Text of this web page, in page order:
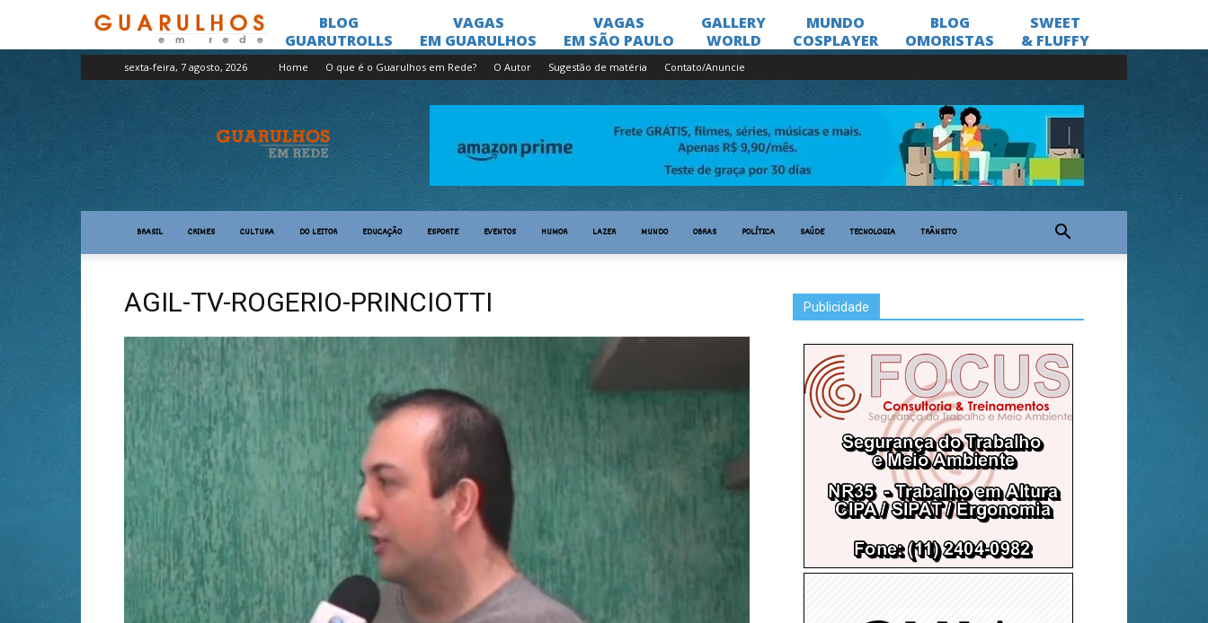
sexta-feira, 7 agosto, 2026 Home O que é o Guarulhos em Rede? O Autor Sugestão de matéria Contato/Anuncie
Guarulhos
em
Rede
BRASIL CRIMES CULTURA DO LEITOR EDUCAÇÃO ESPORTE EVENTOS HUMOR LAZER MUNDO OBRAS POLÍTICA SAÚDE TECNOLOGIA TRÂNSITO
AGIL-TV-ROGERIO-PRINCIOTTI Publicidade